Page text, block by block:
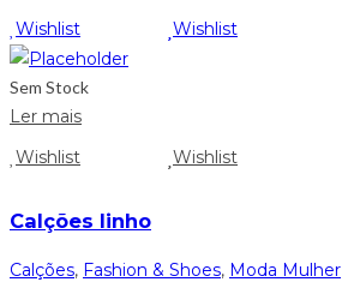
Wishlist
Wishlist
Sem Stock
Ler mais
Wishlist
Wishlist
Calções linho
Calções, Fashion & Shoes, Moda Mulher